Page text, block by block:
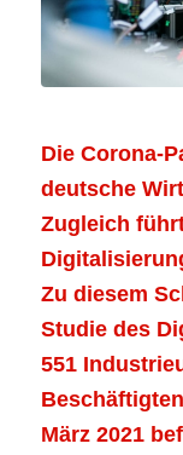
Die Corona-
deutsche
Zugleich
Zu diesem
Studie des
551
März 2021